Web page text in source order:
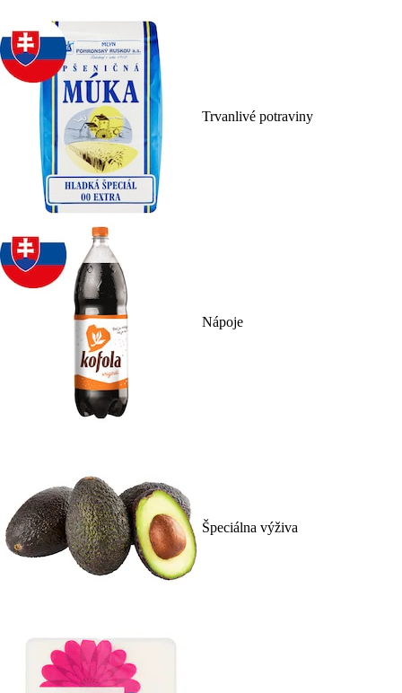
Trvanlivé potraviny
Nápoje
Špeciálna výživa